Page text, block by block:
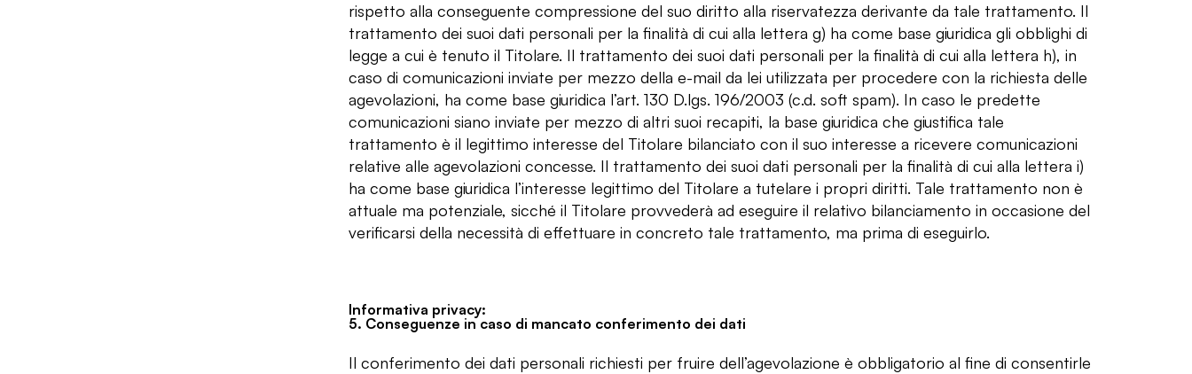
rispetto alla conseguente compressione del suo diritto alla riservatezza derivante da tale trattamento. Il
trattamento dei suoi dati personali per la finalità di cui alla lettera g) ha come base giuridica gli obblighi di
legge a cui è tenuto il Titolare. Il trattamento dei suoi dati personali per la finalità di cui alla lettera h), in
caso di comunicazioni inviate per mezzo della e-mail da lei utilizzata per procedere con la richiesta delle
agevolazioni, ha come base giuridica l’art. 130 D.lgs. 196/2003 (c.d. soft spam). In caso le predette
comunicazioni siano inviate per mezzo di altri suoi recapiti, la base giuridica che giustifica tale
trattamento è il legittimo interesse del Titolare bilanciato con il suo interesse a ricevere comunicazioni
relative alle agevolazioni concesse. Il trattamento dei suoi dati personali per la finalità di cui alla lettera i)
ha come base giuridica l’interesse legittimo del Titolare a tutelare i propri diritti. Tale trattamento non è
attuale ma potenziale, sicché il Titolare provvederà ad eseguire il relativo bilanciamento in occasione del
verificarsi della necessità di effettuare in concreto tale trattamento, ma prima di eseguirlo.
Informativa privacy:
5. Conseguenze in caso di mancato conferimento dei dati
Il conferimento dei dati personali richiesti per fruire dell’agevolazione è obbligatorio al fine di consentirle